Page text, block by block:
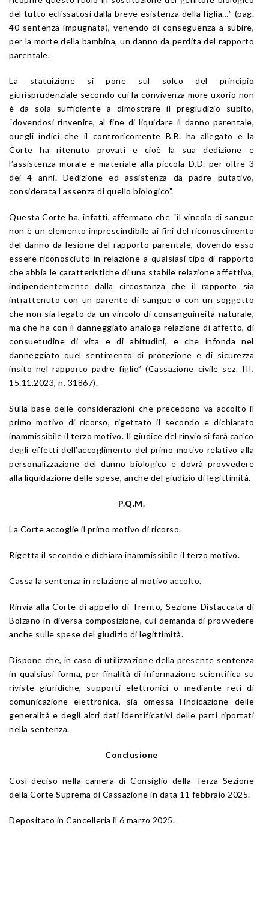
del tutto eclissatosi dalla breve esistenza della figlia…” (pag.
40 sentenza impugnata), venendo di conseguenza a subire,
per la morte della bambina, un danno da perdita del rapporto
parentale.
La statuizione si pone sul solco del principio
giurisprudenziale secondo cui la convivenza more uxorio non
è da sola sufficiente a dimostrare il pregiudizio subito,
“dovendosi rinvenire, al fine di liquidare il danno parentale,
quegli indici che il controricorrente B.B. ha allegato e la
Corte ha ritenuto provati e cioè la sua dedizione e
l’assistenza morale e materiale alla piccola D.D. per oltre 3
dei 4 anni. Dedizione ed assistenza da padre putativo,
considerata l’assenza di quello biologico”.
Questa Corte ha, infatti, affermato che “il vincolo di sangue
non è un elemento imprescindibile ai fini del riconoscimento
del danno da lesione del rapporto parentale, dovendo esso
essere riconosciuto in relazione a qualsiasi tipo di rapporto
che abbia le caratteristiche di una stabile relazione affettiva,
indipendentemente dalla circostanza che il rapporto sia
intrattenuto con un parente di sangue o con un soggetto
che non sia legato da un vincolo di consanguineità naturale,
ma che ha con il danneggiato analoga relazione di affetto, di
consuetudine di vita e di abitudini, e che infonda nel
danneggiato quel sentimento di protezione e di sicurezza
insito nel rapporto padre figlio” (Cassazione civile sez. III,
15.11.2023, n. 31867).
Sulla base delle considerazioni che precedono va accolto il
primo motivo di ricorso, rigettato il secondo e dichiarato
inammissibile il terzo motivo. Il giudice del rinvio si farà carico
degli effetti dell’accoglimento del primo motivo relativo alla
personalizzazione del danno biologico e dovrà provvedere
alla liquidazione delle spese, anche del giudizio di legittimità.
P.Q.M.
La Corte accoglie il primo motivo di ricorso.
Rigetta il secondo e dichiara inammissibile il terzo motivo.
Cassa la sentenza in relazione al motivo accolto.
Rinvia alla Corte di appello di Trento, Sezione Distaccata di
Bolzano in diversa composizione, cui demanda di provvedere
anche sulle spese del giudizio di legittimità.
Dispone che, in caso di utilizzazione della presente sentenza
in qualsiasi forma, per finalità di informazione scientifica su
riviste giuridiche, supporti elettronici o mediante reti di
comunicazione elettronica, sia omessa l’indicazione delle
generalità e degli altri dati identificativi delle parti riportati
nella sentenza.
Conclusione
Così deciso nella camera di Consiglio della Terza Sezione
della Corte Suprema di Cassazione in data 11 febbraio 2025.
Depositato in Cancelleria il 6 marzo 2025.